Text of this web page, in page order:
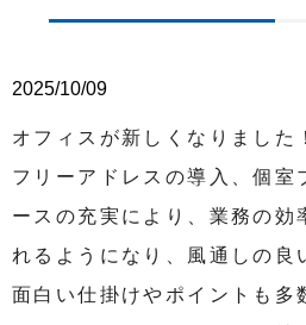
2025/10/09
オフィスが新しくなりました
フリーアドレスの導入、個
ースの充実により、業務の効
れるようになり、風通しの良
面白い仕掛けやポイントも多